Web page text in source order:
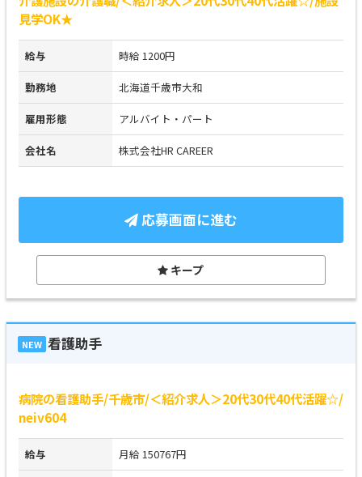
見学OK★
給与 時給 1200円
勤務地 北海道千歳市大和
雇用形態 アルバイト・パート
会社名 株式会社HR CAREER
応募画面に進む
キープ
NEW 看護助手
病院の看護助手/千歳市/＜紹介求人＞20代30代40代活躍☆/
neiv604
給与 月給 150767円